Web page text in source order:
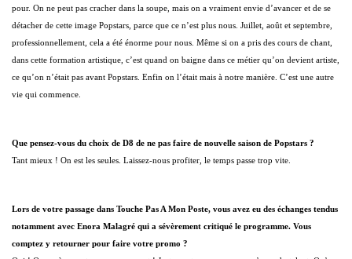
pour. On ne peut pas cracher dans la soupe, mais on a vraiment envie d’avancer et de se
détacher de cette image Popstars, parce que ce n’est plus nous. Juillet, août et septembre,
professionnellement, cela a été énorme pour nous. Même si on a pris des cours de chant,
dans cette formation artistique, c’est quand on baigne dans ce métier qu’on devient artiste,
ce qu’on n’était pas avant Popstars. Enfin on l’était mais à notre manière. C’est une autre
vie qui commence.
Que pensez-vous du choix de D8 de ne pas faire de nouvelle saison de Popstars ?
Tant mieux ! On est les seules. Laissez-nous profiter, le temps passe trop vite.
Lors de votre passage dans Touche Pas A Mon Poste, vous avez eu des échanges tendus
notamment avec Enora Malagré qui a sévèrement critiqué le programme. Vous
comptez y retourner pour faire votre promo ?